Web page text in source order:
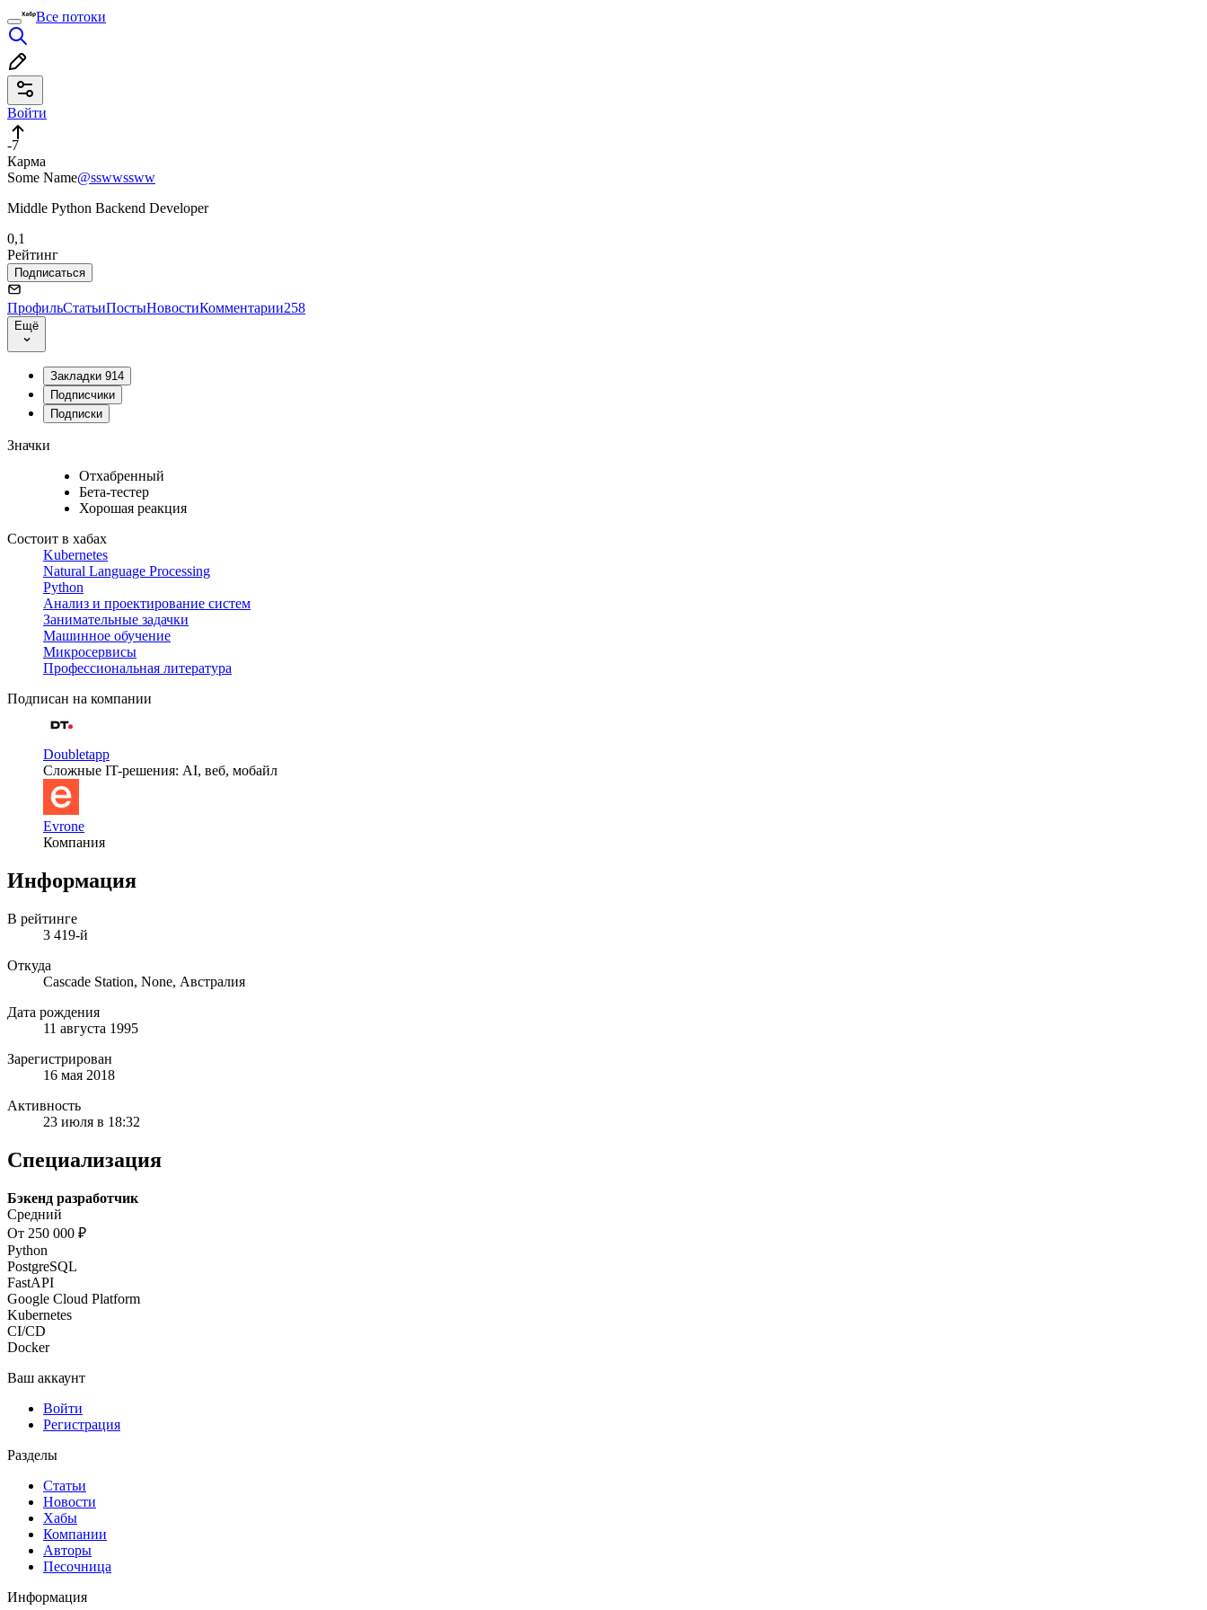
Все потоки
Войти
-7
Карма
Some Name@sswwssww
Middle Python Backend Developer
0,1
Рейтинг
Подписаться
ПрофильСтатьиПостыНовостиКомментарии258
Ещё
Закладки 914
Подписчики
Подписки
Значки
Отхабренный
Бета-тестер
Хорошая реакция
Состоит в хабах
Kubernetes
Natural Language Processing
Python
Анализ и проектирование систем
Занимательные задачки
Машинное обучение
Микросервисы
Профессиональная литература
Подписан на компании
Doubletapp
Сложные IT-решения: AI, веб, мобайл
Evrone
Компания
Информация
В рейтинге
3 419-й
Откуда
Cascade Station, None, Австралия
Дата рождения
11 августа 1995
Зарегистрирован
16 мая 2018
Активность
23 июля в 18:32
Специализация
Бэкенд разработчик
Средний
От 250 000 ₽
Python
PostgreSQL
FastAPI
Google Cloud Platform
Kubernetes
CI/CD
Docker
Ваш аккаунт
Войти
Регистрация
Разделы
Статьи
Новости
Хабы
Компании
Авторы
Песочница
Информация